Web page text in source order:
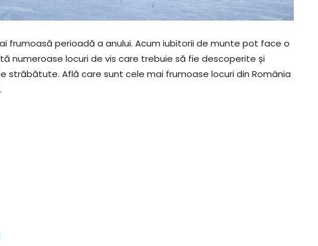
frumoasă perioadă a anului. Acum iubitorii de munte pot face o
numeroase locuri de vis care trebuie să fie descoperite și
străbătute. Află care sunt cele mai frumoase locuri din România